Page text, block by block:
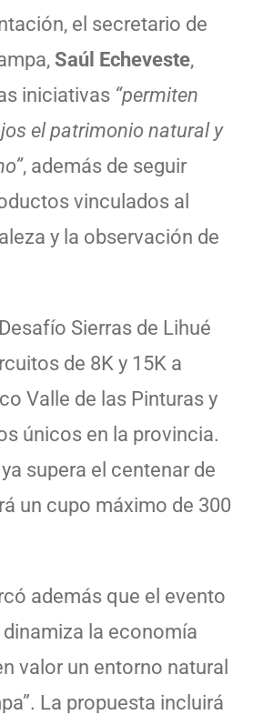
el secretario de
Saúl Echeveste,
iniciativas “permiten
el patrimonio natural y
, además de seguir
vinculados al
y la observación de
Sierras de Lihué
de 8K y 15K a
Valle de las Pinturas y
únicos en la provincia.
supera el centenar de
un cupo máximo de 300
además que el evento
dinamiza la economía
valor un entorno natural
La propuesta incluirá